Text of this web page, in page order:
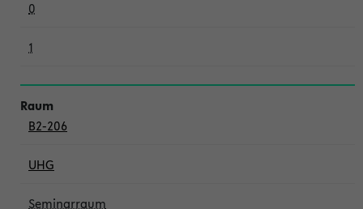
0
1
B2-206
UHG
Seminarraum